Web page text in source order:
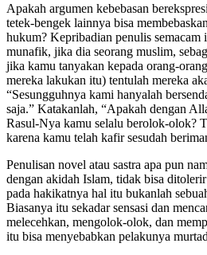
Apakah argumen kebebasan
tetek-bengek lainnya bisa
hukum? Kepribadian penulis semacam
munafik, jika dia seorang muslim,
jika kamu tanyakan kepada orang-
mereka lakukan itu) tentulah mereka
“Sesungguhnya kami hanyalah
saja.” Katakanlah, “Apakah dengan
Rasul-Nya kamu selalu berolok-olok?
karena kamu telah kafir sesudah
Penulisan novel atau sastra apa pun
dengan akidah Islam, tidak bisa
pada hakikatnya hal itu bukanlah
Biasanya itu sekadar sensasi dan
melecehkan, mengolok-olok, dan
itu bisa menyebabkan pelakunya